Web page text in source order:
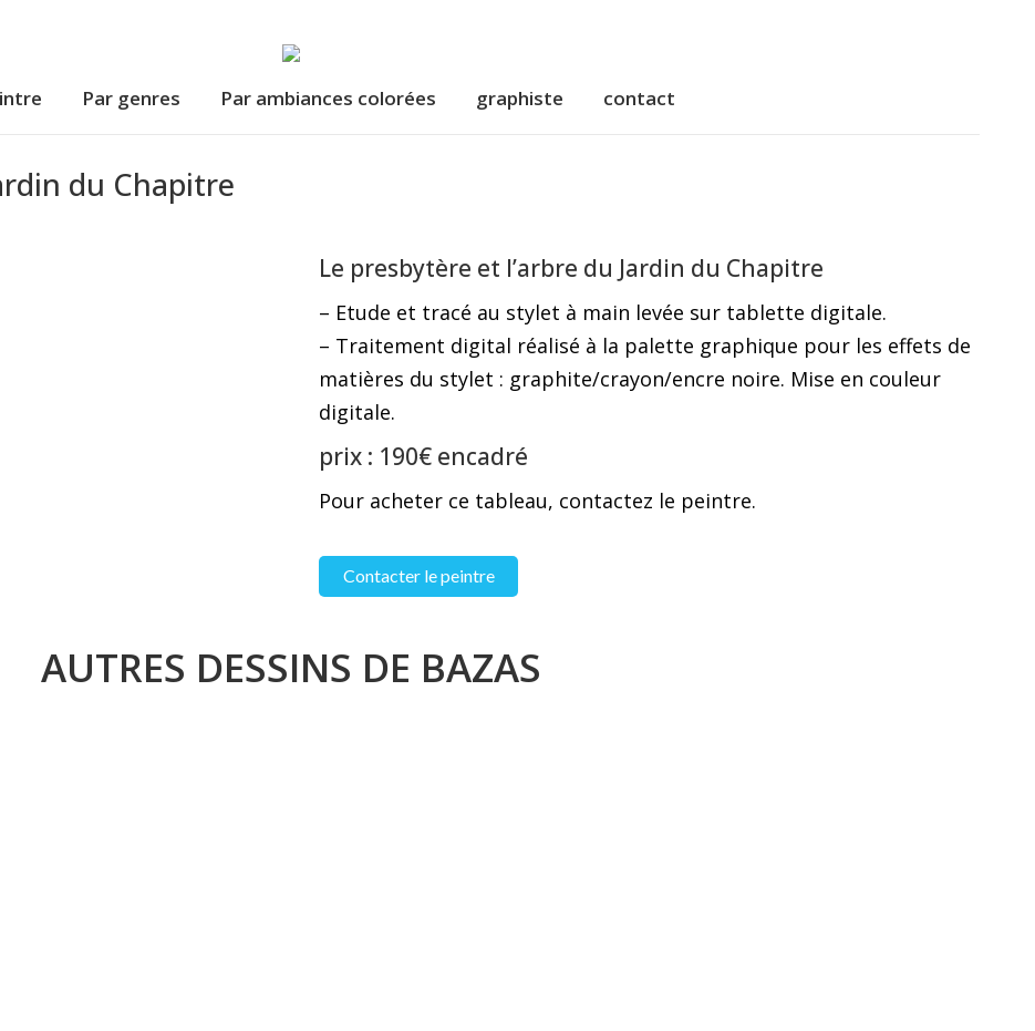
Par genres Par ambiances colorées graphiste contact
du Chapitre
Le presbytère et l’arbre du Jardin du Chapitre
– Etude et tracé au stylet à main levée sur tablette digitale.
– Traitement digital réalisé à la palette graphique pour les effets de
matières du stylet : graphite/crayon/encre noire. Mise en couleur
digitale.
prix : 190€ encadré
Pour acheter ce tableau, contactez le peintre.
Contacter le peintre
AUTRES DESSINS DE BAZAS